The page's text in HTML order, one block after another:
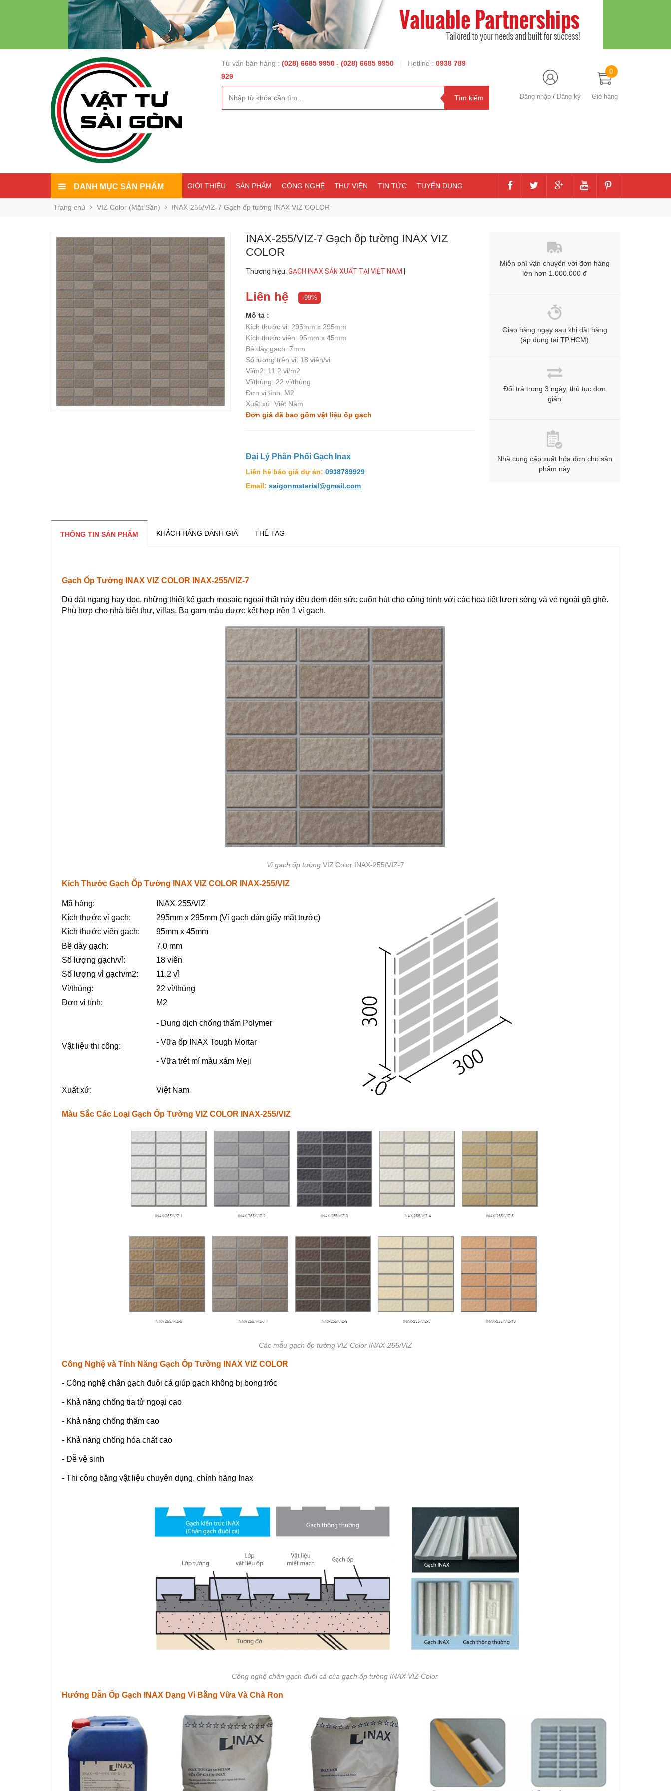
Tư vấn bán hàng : (028) 6685 9950 - (028) 6685 9950 Hotline : 0938 789
929
Đăng nhập / Đăng ký Giỏ hàng
0
DANH MỤC SẢN PHẨM GIỚI THIỆU SẢN PHẨM CÔNG NGHỆ THƯ VIỆN TIN TỨC TUYỂN DỤNG
Trang chủ VIZ Color (Mặt Sần) INAX-255/VIZ-7 Gạch ốp tường INAX VIZ COLOR
INAX-255/VIZ-7 Gạch ốp tường INAX VIZ
COLOR
Thương hiệu: GẠCH INAX SẢN XUẤT TẠI VIỆT NAM
Liên hệ -99%
Mô tả :
Kích thước vỉ: 295mm x 295mm
Kích thước viên: 95mm x 45mm
Bề dày gạch: 7mm
Số lượng trên vỉ: 18 viên/vỉ
Vỉ/m2: 11.2 vỉ/m2
Vỉ/thùng: 22 vỉ/thùng
Đơn vị tính: M2
Xuất xứ: Việt Nam
Đơn giá đã bao gồm vật liệu ốp gạch
Đại Lý Phân Phối Gạch Inax
Liên hệ báo giá dự án: 0938789929
Email: saigonmaterial@gmail.com
Miễn phí vận chuyển với đơn hàng
lớn hơn 1.000.000 đ
Giao hàng ngay sau khi đặt hàng
(áp dụng tại TP.HCM)
Đổi trả trong 3 ngày, thủ tục đơn
giản
Nhà cung cấp xuất hóa đơn cho sản
phẩm này
THÔNG TIN SẢN PHẨM KHÁCH HÀNG ĐÁNH GIÁ THẺ TAG
Gạch Ốp Tường INAX VIZ COLOR INAX-255/VIZ-7
Dù đặt ngang hay dọc, những thiết kế gạch mosaic ngoại thất này đều đem đến sức cuốn hút cho công trình với các hoạ tiết lượn sóng và vẻ ngoài gồ ghề.
Phù hợp cho nhà biệt thự, villas. Ba gam màu được kết hợp trên 1 vỉ gạch.
Vỉ gạch ốp tường VIZ Color INAX-255/VIZ-7
Kích Thước Gạch Ốp Tường INAX VIZ COLOR INAX-255/VIZ
Mã hàng:
INAX-255/VIZ
Kích thước vỉ gạch:
295mm x 295mm (Vỉ gạch dán giấy mặt trước)
Kích thước viên gạch:
95mm x 45mm
Bề dày gạch:
7.0 mm
Số lượng gạch/vỉ:
18 viên
Số lượng vỉ gạch/m2:
11.2 vỉ
Vỉ/thùng:
22 vỉ/thùng
Đơn vị tính:
M2
Vật liệu thi công:
- Dung dịch chống thấm Polymer
- Vữa ốp INAX Tough Mortar
- Vữa trét mí màu xám Meji
Xuất xứ: Việt Nam
Màu Sắc Các Loại Gạch Ốp Tường VIZ COLOR INAX-255/VIZ
Các mẫu gạch ốp tường VIZ Color INAX-255/VIZ
Công Nghệ và Tính Năng Gạch Ốp Tường INAX VIZ COLOR
- Công nghệ chân gạch đuôi cá giúp gạch không bị bong tróc
- Khả năng chống tia tử ngoại cao
- Khả năng chống thấm cao
- Khả năng chống hóa chất cao
- Dễ vệ sinh
- Thi công bằng vật liệu chuyên dụng, chính hãng Inax
Công nghệ chân gạch đuôi cá của gạch ốp tường INAX VIZ Color
Hướng Dẫn Ốp Gạch INAX Dạng Vỉ Bằng Vữa Và Chà Ron